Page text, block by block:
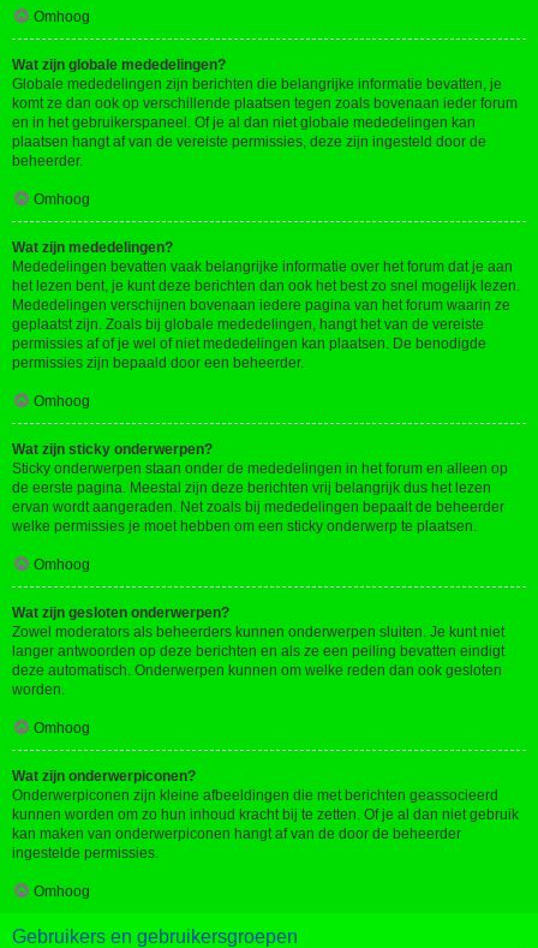
Omhoog
Wat zijn globale mededelingen?
Globale mededelingen zijn berichten die belangrijke informatie bevatten, je
komt ze dan ook op verschillende plaatsen tegen zoals bovenaan ieder forum
en in het gebruikerspaneel. Of je al dan niet globale mededelingen kan
plaatsen hangt af van de vereiste permissies, deze zijn ingesteld door de
beheerder.
Omhoog
Wat zijn mededelingen?
Mededelingen bevatten vaak belangrijke informatie over het forum dat je aan
het lezen bent, je kunt deze berichten dan ook het best zo snel mogelijk lezen.
Mededelingen verschijnen bovenaan iedere pagina van het forum waarin ze
geplaatst zijn. Zoals bij globale mededelingen, hangt het van de vereiste
permissies af of je wel of niet mededelingen kan plaatsen. De benodigde
permissies zijn bepaald door een beheerder.
Omhoog
Wat zijn sticky onderwerpen?
Sticky onderwerpen staan onder de mededelingen in het forum en alleen op
de eerste pagina. Meestal zijn deze berichten vrij belangrijk dus het lezen
ervan wordt aangeraden. Net zoals bij mededelingen bepaalt de beheerder
welke permissies je moet hebben om een sticky onderwerp te plaatsen.
Omhoog
Wat zijn gesloten onderwerpen?
Zowel moderators als beheerders kunnen onderwerpen sluiten. Je kunt niet
langer antwoorden op deze berichten en als ze een peiling bevatten eindigt
deze automatisch. Onderwerpen kunnen om welke reden dan ook gesloten
worden.
Omhoog
Wat zijn onderwerpiconen?
Onderwerpiconen zijn kleine afbeeldingen die met berichten geassocieerd
kunnen worden om zo hun inhoud kracht bij te zetten. Of je al dan niet gebruik
kan maken van onderwerpiconen hangt af van de door de beheerder
ingestelde permissies.
Omhoog
Gebruikers en gebruikersgroepen